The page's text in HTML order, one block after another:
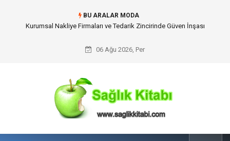
BU ARALAR MODA
Dalaman Kalkan Transfer: Kişiselleştirilmiş Hizmet Ve Uç Nokta Konforu
06 Ağu 2026, Per